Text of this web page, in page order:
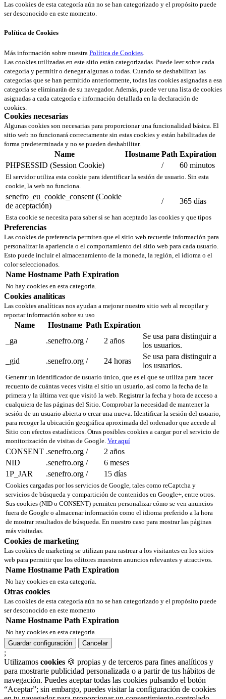
Las cookies de esta categoría aún no se han categorizado y el propósito puede
ser desconocido en este momento.
Política de Cookies
Más información sobre nuestra Política de Cookies.
Las cookies utilizadas en este sitio están categorizadas. Puede leer sobre cada
categoría y permitir o denegar algunas o todas. Cuando se deshabilitan las
categorías que se han permitido anteriormente, todas las cookies asignadas a esa
categoría se eliminarán de su navegador. Además, puede ver una lista de cookies
asignadas a cada categoría e información detallada en la declaración de
cookies.
Cookies necesarias
Algunas cookies son necesarias para proporcionar una funcionalidad básica. El
sitio web no funcionará correctamente sin estas cookies y están habilitadas de
forma predeterminada y no se pueden deshabilitar.
Name Hostname Path Expiration
PHPSESSID (Session Cookie)
/ 60 minutos
El servidor utiliza esta cookie para identificar la sesión de usuario. Sin esta
cookie, la web no funciona.
senefro_eu_cookie_consent (Cookie
de aceptación)
/ 365 días
Esta cookie se necesita para saber si se han aceptado las cookies y que tipos
Preferencias
Las cookies de preferencia permiten que el sitio web recuerde información para
personalizar la apariencia o el comportamiento del sitio web para cada usuario.
Esto puede incluir el almacenamiento de la moneda, la región, el idioma o el
color seleccionados.
Name Hostname Path Expiration
No hay cookies en esta categoría.
Cookies analíticas
Las cookies analíticas nos ayudan a mejorar nuestro sitio web al recopilar y
reportar información sobre su uso
Name Hostname Path Expiration
_ga
.senefro.org / 2 años
Se usa para distinguir a
los usuarios.
_gid
.senefro.org / 24 horas
Se usa para distinguir a
los usuarios.
Generar un identificador de usuario único, que es el que se utiliza para hacer
recuento de cuántas veces visita el sitio un usuario, así como la fecha de la
primera y la última vez que visitó la web. Registrar la fecha y hora de acceso a
cualquiera de las páginas del Sitio. Comprobar la necesidad de mantener la
sesión de un usuario abierta o crear una nueva. Identificar la sesión del usuario,
para recoger la ubicación geográfica aproximada del ordenador que accede al
Sitio con efectos estadísticos. Otras posibles cookies a cargar por el servicio de
monitorización de visitas de Google. Ver aquí
CONSENT .senefro.org /
2 años
NID
.senefro.org /
6 meses
1P_JAR
.senefro.org / 15 días
Cookies cargadas por los servicios de Google, tales como reCaptcha y
servicios de búsqueda y compartición de contenidos en Google+, entre otros.
Sus cookies (NID o CONSENT) permiten personalizar cómo se ven anuncios
fuera de Google o almacenar información como el idioma preferido a la hora
de mostrar resultados de búsqueda. En nuestro caso para mostrar las páginas
más visitadas.
Cookies de marketing
Las cookies de marketing se utilizan para rastrear a los visitantes en los sitios
web para permitir que los editores muestren anuncios relevantes y atractivos.
Name Hostname Path Expiration
No hay cookies en esta categoría.
Otras cookies
Las cookies de esta categoría aún no se han categorizado y el propósito puede
ser desconocido en este momento
Name Hostname Path Expiration
No hay cookies en esta categoría.
Guardar configuración
Cancelar
;
Utilizamos cookies 🍪 propias y de terceros para fines analíticos y
para mostrarte publicidad personalizada o a partir de tus hábitos de
navegación. Puedes aceptar todas las cookies pulsando el botón
“Aceptar”; sin embargo, puedes visitar la configuración de cookies